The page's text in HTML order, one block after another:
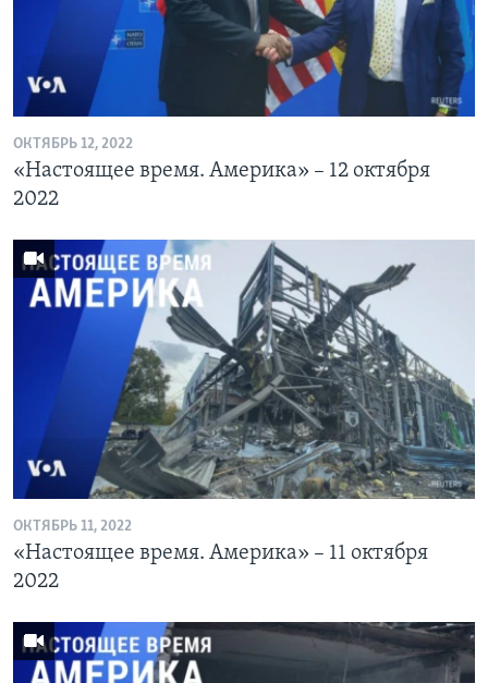
ОКТЯБРЬ 12, 2022
«Настоящее время. Америка» – 12 октября
2022
ОКТЯБРЬ 11, 2022
«Настоящее время. Америка» – 11 октября
2022